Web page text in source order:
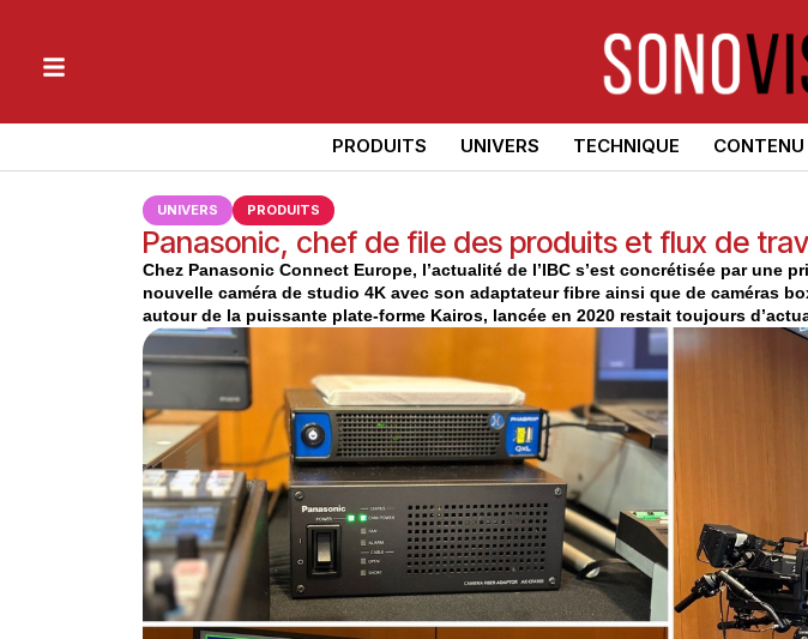
PRODUITS UNIVERS TECHNIQUE CONTENU
UNIVERS PRODUITS
Panasonic, chef de file des produits et flux de
Chez Panasonic Connect Europe, l’actualité de l’IBC s’est concrétisée par une
nouvelle caméra de studio 4K avec son adaptateur fibre ainsi que de caméras
autour de la puissante plate-forme Kairos, lancée en 2020 restait toujours